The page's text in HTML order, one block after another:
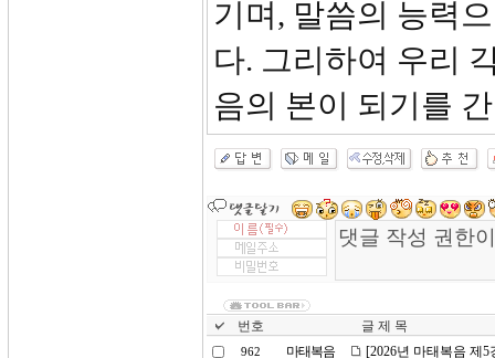
기며, 말씀의 능력
다. 그리하여 우리
음의 본이 되기를
번호 글 제 목
962 마태복음 [2026년 마태복음 제